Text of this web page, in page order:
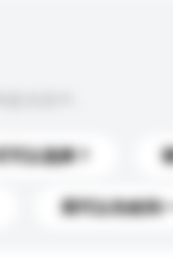
以选择？
我可以先收到